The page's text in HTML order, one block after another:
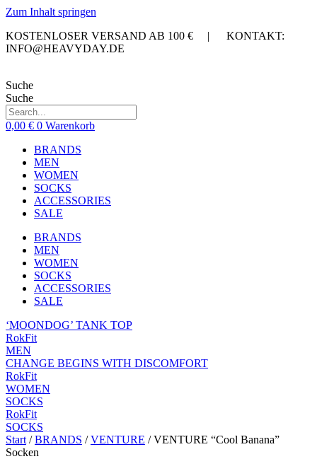
Zum Inhalt springen
KOSTENLOSER VERSAND AB 100 € | KONTAKT:
INFO@HEAVYDAY.DE
Suche
Suche
0,00 € 0 Warenkorb
BRANDS
MEN
WOMEN
SOCKS
ACCESSORIES
SALE
BRANDS
MEN
WOMEN
SOCKS
ACCESSORIES
SALE
‘MOONDOG’ TANK TOP
RokFit
MEN
CHANGE BEGINS WITH DISCOMFORT
RokFit
WOMEN
SOCKS
RokFit
SOCKS
Start /BRANDS /VENTURE / VENTURE “Cool Banana”
Socken